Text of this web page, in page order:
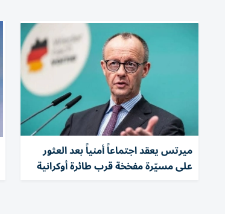
ميرتس يعقد اجتماعاً أمنياً بعد العثور
على مسيّرة مفخخة قرب طائرة أوكرانية